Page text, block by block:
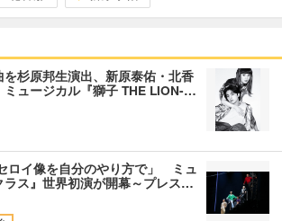
杉原邦生演出、新原泰佑・北香
ュージカル『獅子 THE LION-…
ロイ像を自分のやり方で」 ミュ
ラス』世界初演が開幕～プレス…